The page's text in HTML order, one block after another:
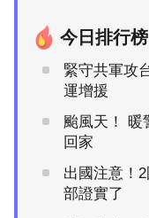
今日排行榜
緊守共軍攻
運增援
颱風天！ 暖
回家
出國注意！
部證實了